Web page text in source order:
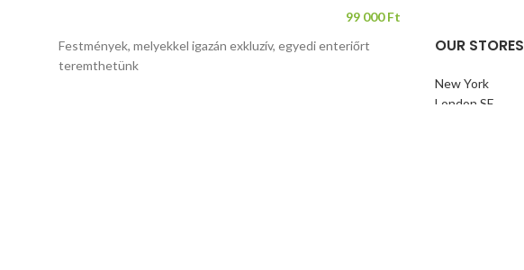
99 000Ft
Festmények, melyekkel igazán exkluzív, egyedi enteriőrt
teremthetünk
OUR STORES
New York
London SF